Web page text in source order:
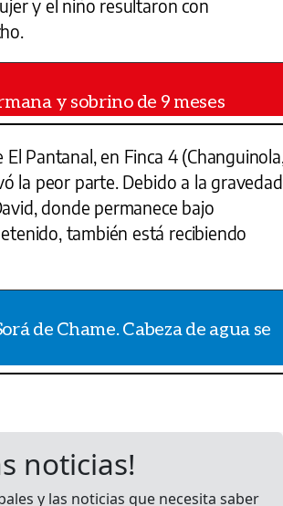
y el niño resultaron con
y sobrino de 9 meses
Pantanal, en Finca 4 (Changuinola,
la peor parte. Debido a la gravedad
donde permanece bajo
también está recibiendo
de Chame. Cabeza de agua se